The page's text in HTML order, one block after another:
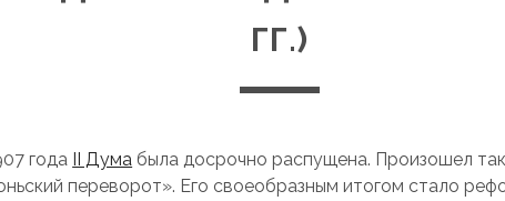
ГГ.)
года II Дума была досрочно распущена. Произошел
переворот». Его своеобразным итогом стало